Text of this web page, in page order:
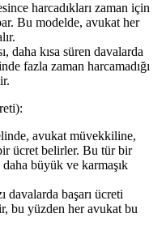
harcadıkları zaman için
Bu modelde, avukat her
daha kısa süren davalarda
fazla zaman harcamadığı
avukat müvekkiline,
ücret belirler. Bu tür bir
büyük ve karmaşık
davalarda başarı ücreti
bu yüzden her avukat bu